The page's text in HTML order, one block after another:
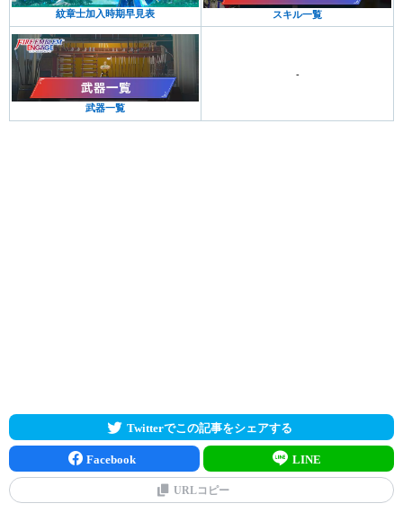
紋章士加入時期早見表 スキル一覧
武器一覧
-
Twitterでこの記事をシェアする
Facebook LINE
URLコピー